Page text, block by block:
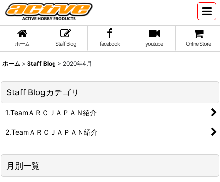
ホーム Staff Blog facebook youtube Online Store
ホーム > Staff Blog > 2020年4月
Staff Blogカテゴリ
1.TeamＡＲＣＪＡＰＡＮ紹介
2.TeamＡＲＣＪＡＰＡＮ紹介
月別一覧